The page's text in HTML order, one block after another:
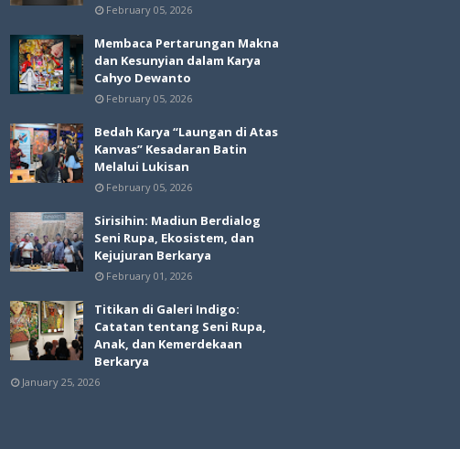
February 05, 2026
Membaca Pertarungan Makna
dan Kesunyian dalam Karya
Cahyo Dewanto
February 05, 2026
Bedah Karya “Laungan di Atas
Kanvas” Kesadaran Batin
Melalui Lukisan
February 05, 2026
Sirisihin: Madiun Berdialog
Seni Rupa, Ekosistem, dan
Kejujuran Berkarya
February 01, 2026
Titikan di Galeri Indigo:
Catatan tentang Seni Rupa,
Anak, dan Kemerdekaan
Berkarya
January 25, 2026